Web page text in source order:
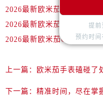
上一篇： 欧米茄手表磕碰了
下一篇： 精准时间，尽在掌
提前
预约时间